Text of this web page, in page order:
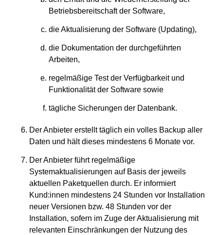
Betriebsbereitschaft der Software,
die Aktualisierung der Software (Updating),
die Dokumentation der durchgeführten
Arbeiten,
regelmäßige Test der Verfügbarkeit und
Funktionalität der Software sowie
tägliche Sicherungen der Datenbank.
Der Anbieter erstellt täglich ein volles Backup aller
Daten und hält dieses mindestens 6 Monate vor.
Der Anbieter führt regelmäßige
Systemaktualisierungen auf Basis der jeweils
aktuellen Paketquellen durch. Er informiert
Kund:innen mindestens 24 Stunden vor Installation
neuer Versionen bzw. 48 Stunden vor der
Installation, sofern im Zuge der Aktualisierung mit
relevanten Einschränkungen der Nutzung des